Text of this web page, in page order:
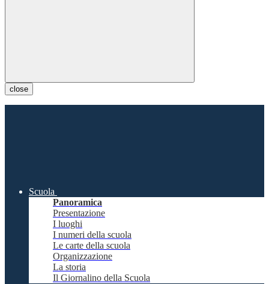
close
Scuola
Panoramica
Presentazione
I luoghi
I numeri della scuola
Le carte della scuola
Organizzazione
La storia
Il Giornalino della Scuola